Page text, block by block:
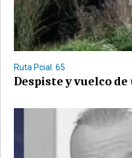
Ruta Pcial. 65
Despiste y vuelco